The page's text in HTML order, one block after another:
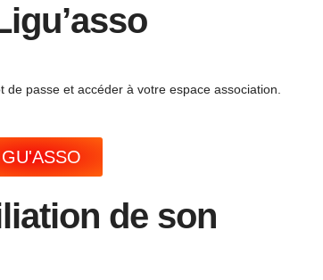
passe et accéder à votre espace association.
de son